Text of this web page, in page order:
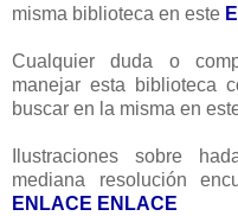
misma biblioteca en este
Cualquier duda o
manejar esta biblioteca
buscar en la misma en
Ilustraciones sobre
mediana resolución
ENLACE ENLACE